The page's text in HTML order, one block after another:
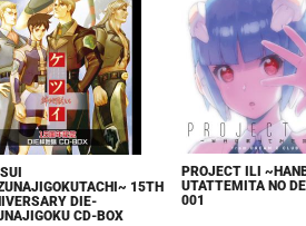
15TH
DIE-
CD-BOX
PROJECT ILI
UTATTEMITA NO
001